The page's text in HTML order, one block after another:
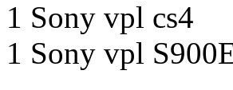
1 Sony vpl cs4
1 Sony vpl